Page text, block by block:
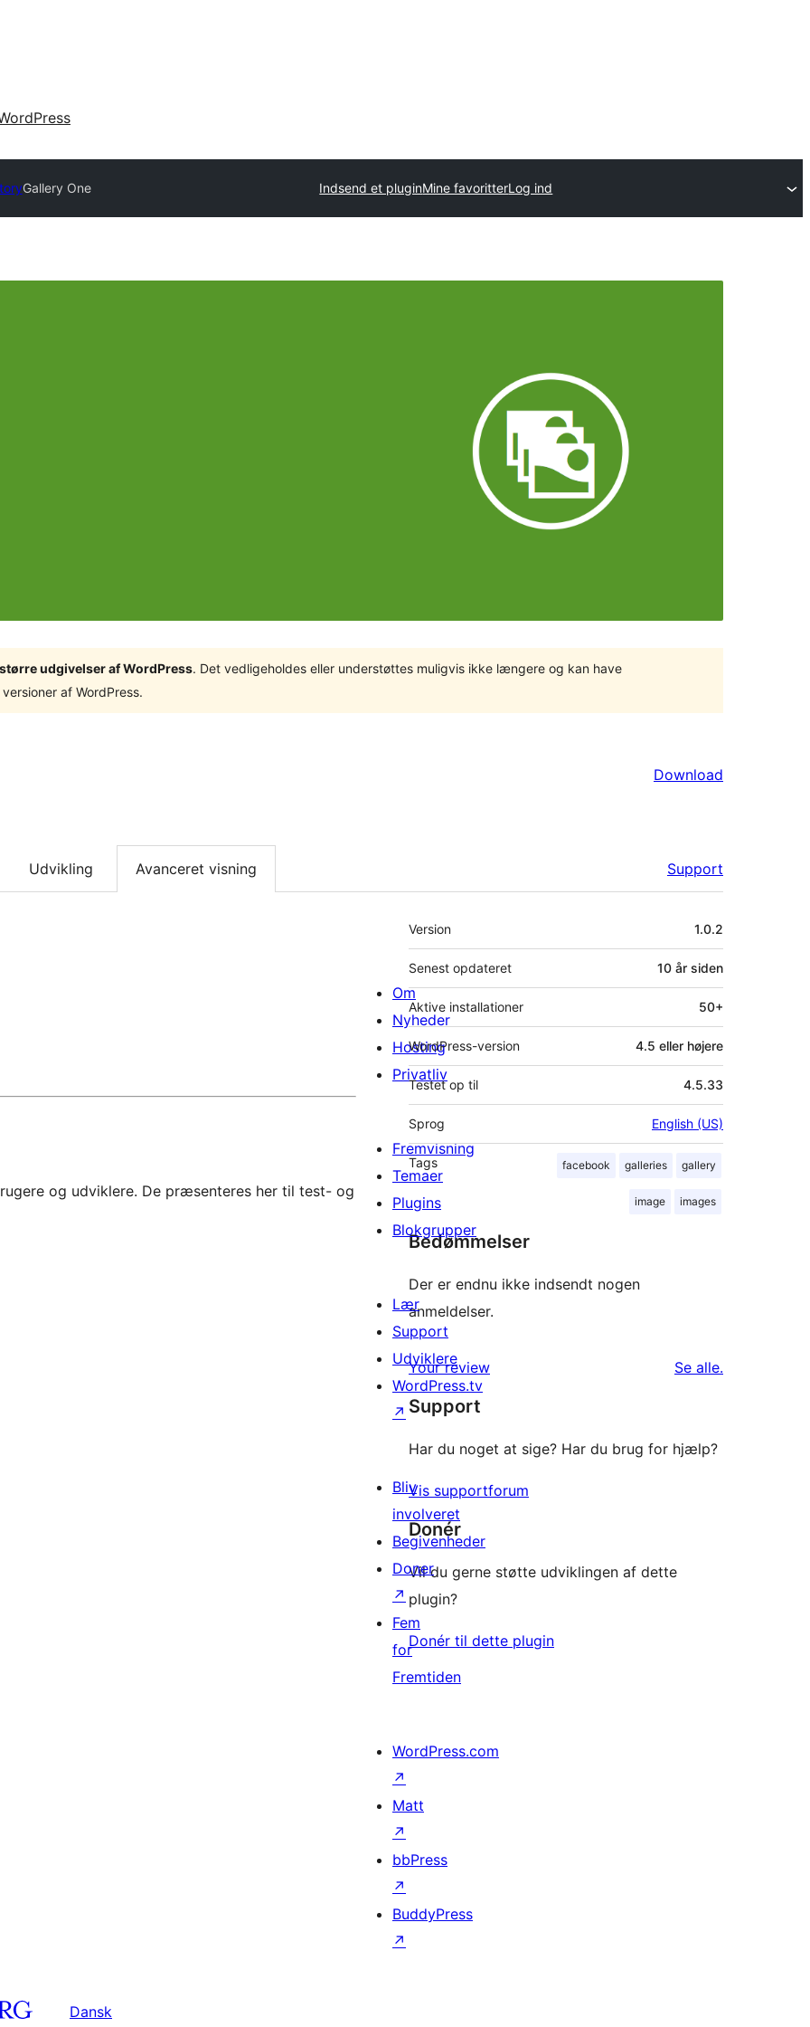
Gallery One Indsend et pluginMine favoritterLog ind
udgivelser af WordPress. Det vedligeholdes eller understøttes muligvis ikke længere og kan have
af WordPress.
Download
Udvikling Avanceret visning Support
og udviklere. De præsenteres her til test- og
Meta
Version 1.0.2
Senest opdateret 10 år siden
Aktive installationer 50+
WordPress-version 4.5 eller højere
Testet op til 4.5.33
Sprog English (US)
Tags facebook galleries gallery
image images
Bedømmelser
Der er endnu ikke indsendt nogen
anmeldelser.
Your review Se alleanmeldelser
.
Support
Har du noget at sige? Har du brug for hjælp?
Vis supportforum
Donér
Vil du gerne støtte udviklingen af dette
plugin?
Donér til dette plugin
Om
Nyheder
Hosting
Privatliv
Fremvisning
Temaer
Plugins
Blokgrupper
Lær
Support
Udviklere
WordPress.tv
↗
Bliv
involveret
Begivenheder
Doner
↗
Fem
for
Fremtiden
WordPress.com
↗
Matt
↗
bbPress
↗
BuddyPress
↗
Dansk